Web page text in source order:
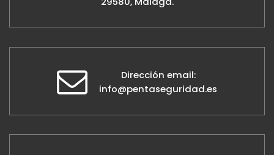
Dirección email:
info@pentaseguridad.es